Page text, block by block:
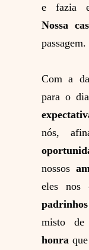
e fazia
Nossa
passagem.
Com a
para o dia
nós,
nossos
eles nos
padrinhos
misto
honra